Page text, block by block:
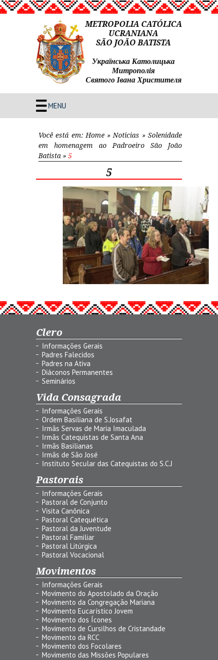
METROPOLIA CATÓLICA
UCRANIANA
SÃO JOÃO BATISTA
Українська Католицька
Митрополія
Святого Івана Христителя
MENU
Você está em: Home» Noticias »Solenidade
em homenagem ao Padroeiro São João
Batista » 5
5
Clero
Informações Gerais
Padres Falecidos
Padres na Ativa
Diáconos Permanentes
Seminários
Vida Consagrada
Informações Gerais
Ordem Basiliana de S.Josafat
Irmãs Servas de Maria Imaculada
Irmãs Catequistas de Santa Ana
Irmãs Basilianas
Irmãs de São José
Instituto Secular das Catequistas do S.C.J
Pastorais
Informações Gerais
Pastoral de Conjunto
Visita Canônica
Pastoral Catequética
Pastoral da Juventude
Pastoral Familiar
Pastoral Litúrgica
Pastoral Vocacional
Movimentos
Informações Gerais
Movimento do Apostolado da Oração
Movimento da Congregação Mariana
Movimento Eucarístico Jovem
Movimento dos Ícones
Movimento de Cursilhos de Cristandade
Movimento da RCC
Movimento dos Focolares
Movimento das Missões Populares